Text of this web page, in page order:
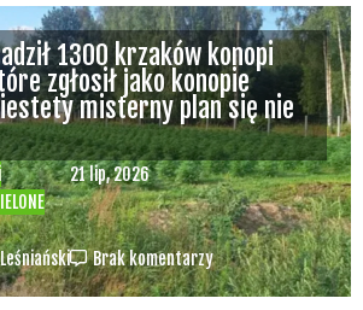
21 lip, 2026
1300 krzaków konopi
zgłosił jako konopie
misterny plan się nie
Brak komentarzy